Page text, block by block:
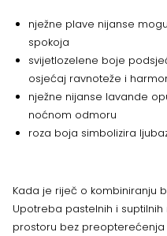
nježne plave nijanse
spokoja
svijetlozelene boje
osjećaj ravnoteže i
nježne nijanse lavande
noćnom odmoru
roza boja simbolizira
Kada je riječ o kombiniranju
Upotreba pastelnih i
prostoru bez